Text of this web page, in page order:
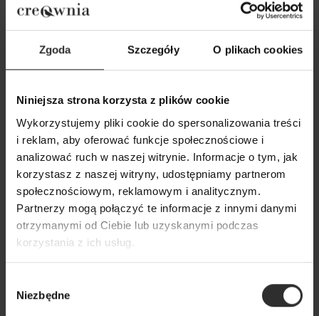
Zgoda Szczegóły O plikach cookies
Niniejsza strona korzysta z plików cookie
Wykorzystujemy pliki cookie do spersonalizowania treści
i reklam, aby oferować funkcje społecznościowe i
analizować ruch w naszej witrynie. Informacje o tym, jak
korzystasz z naszej witryny, udostępniamy partnerom
społecznościowym, reklamowym i analitycznym.
Partnerzy mogą połączyć te informacje z innymi danymi
otrzymanymi od Ciebie lub uzyskanymi podczas
korzystania z ich usług.
zgody
Niezbędne
Czarna Sukienka maxi z
wiązaniem w talii i falbanami Lisa
Black
369,00 zł
Długa
stójką w kolorze
Manhattan Black
419,00 zł
Popularne produkty
Wybrane dla Ciebie z sercem i charakterem